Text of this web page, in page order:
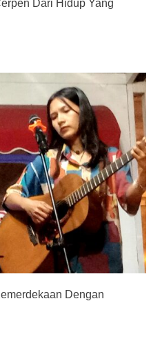
Dari Hidup Yang
Dengan